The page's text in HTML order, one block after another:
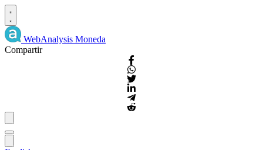
WebAnalysis Moneda
Compartir